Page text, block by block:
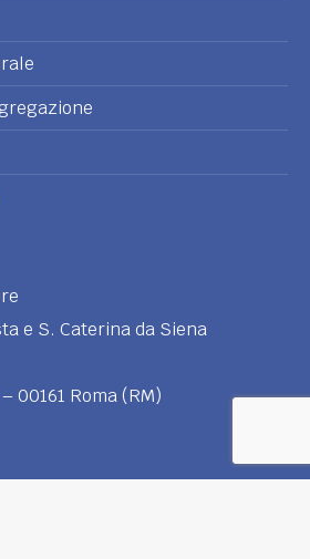
e S. Caterina da Siena
00161 Roma (RM)